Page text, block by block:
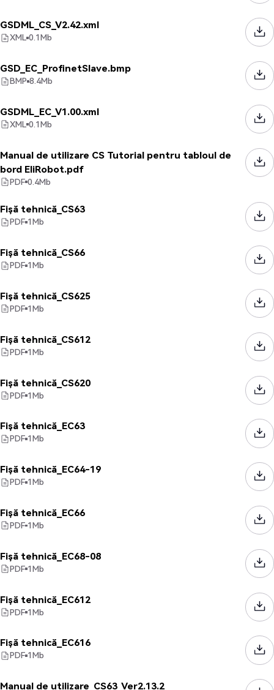
GSDML_CS_V2.42.xml
XML 0.1Mb
GSD_EC_ProfinetSlave.bmp
BMP 8.4Mb
GSDML_EC_V1.00.xml
XML 0.1Mb
Manual de utilizare CS Tutorial pentru tabloul de
bord EliRobot.pdf
PDF 0.4Mb
Fișă tehnică_CS63
PDF 1Mb
Fișă tehnică_CS66
PDF 1Mb
Fișă tehnică_CS625
PDF 1Mb
Fișă tehnică_CS612
PDF 1Mb
Fișă tehnică_CS620
PDF 1Mb
Fișă tehnică_EC63
PDF 1Mb
Fișă tehnică_EC64-19
PDF 1Mb
Fișă tehnică_EC66
PDF 1Mb
Fișă tehnică_EC68-08
PDF 1Mb
Fișă tehnică_EC612
PDF 1Mb
Fișă tehnică_EC616
PDF 1Mb
Manual de utilizare_CS63_Ver2.13.2